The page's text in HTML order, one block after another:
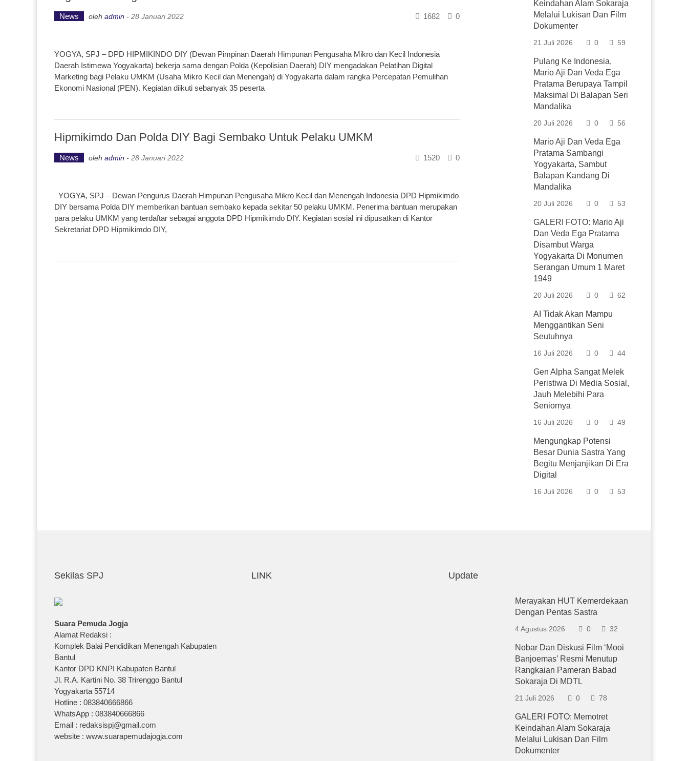
News oleh admin - 28 Januari 2022 0
1682
YOGYA, SPJ – DPD HIPMIKINDO DIY (Dewan Pimpinan Daerah Himpunan Pengusaha Mikro dan Kecil Indonesia
Daerah Istimewa Yogyakarta) bekerja sama dengan Polda (Kepolisian Daerah) DIY mengadakan Pelatihan Digital
Marketing bagi Pelaku UMKM (Usaha Mikro Kecil dan Menengah) di Yogyakarta dalam rangka Percepatan Pemulihan
Ekonomi Nasional (PEN). Kegiatan diikuti sebanyak 35 peserta
Hipmikimdo Dan Polda DIY Bagi Sembako Untuk Pelaku UMKM
News oleh admin - 28 Januari 2022 0
1520
YOGYA, SPJ – Dewan Pengurus Daerah Himpunan Pengusaha Mikro Kecil dan Menengah Indonesia DPD Hipmikimdo
DIY bersama Polda DIY memberikan bantuan sembako kepada sekitar 50 pelaku UMKM. Penerima bantuan merupakan
para pelaku UMKM yang terdaftar sebagai anggota DPD Hipmikimdo DIY. Kegiatan sosial ini dipusatkan di Kantor
Sekretariat DPD Hipmikimdo DIY,
Keindahan Alam Sokaraja
Melalui Lukisan Dan Film
Dokumenter
21 Juli 2026 0 59
Pulang Ke Indonesia,
Mario Aji Dan Veda Ega
Pratama Berupaya Tampil
Maksimal Di Balapan Seri
Mandalika
20 Juli 2026 0 56
Mario Aji Dan Veda Ega
Pratama Sambangi
Yogyakarta, Sambut
Balapan Kandang Di
Mandalika
20 Juli 2026 0 53
GALERI FOTO: Mario Aji
Dan Veda Ega Pratama
Disambut Warga
Yogyakarta Di Monumen
Serangan Umum 1 Maret
1949
20 Juli 2026 0 62
AI Tidak Akan Mampu
Menggantikan Seni
Seutuhnya
16 Juli 2026 0 44
Gen Alpha Sangat Melek
Peristiwa Di Media Sosial,
Jauh Melebihi Para
Seniornya
16 Juli 2026 0 49
Mengungkap Potensi
Besar Dunia Sastra Yang
Begitu Menjanjikan Di Era
Digital
16 Juli 2026 0 53
Sekilas SPJ
Suara Pemuda Jogja
Alamat Redaksi :
Komplek Balai Pendidikan Menengah Kabupaten
Bantul
Kantor DPD KNPI Kabupaten Bantul
Jl. R.A. Kartini No. 38 Trirenggo Bantul
Yogyakarta 55714
Hotline : 083840666866
WhatsApp : 083840666866
Email : redaksispj@gmail.com
website : www.suarapemudajogja.com
LINK Update
Merayakan HUT Kemerdekaan
Dengan Pentas Sastra
4 Agustus 2026 0 32
Nobar Dan Diskusi Film ‘Mooi
Banjoemas’ Resmi Menutup
Rangkaian Pameran Babad
Sokaraja Di MDTL
21 Juli 2026 0 78
GALERI FOTO: Memotret
Keindahan Alam Sokaraja
Melalui Lukisan Dan Film
Dokumenter